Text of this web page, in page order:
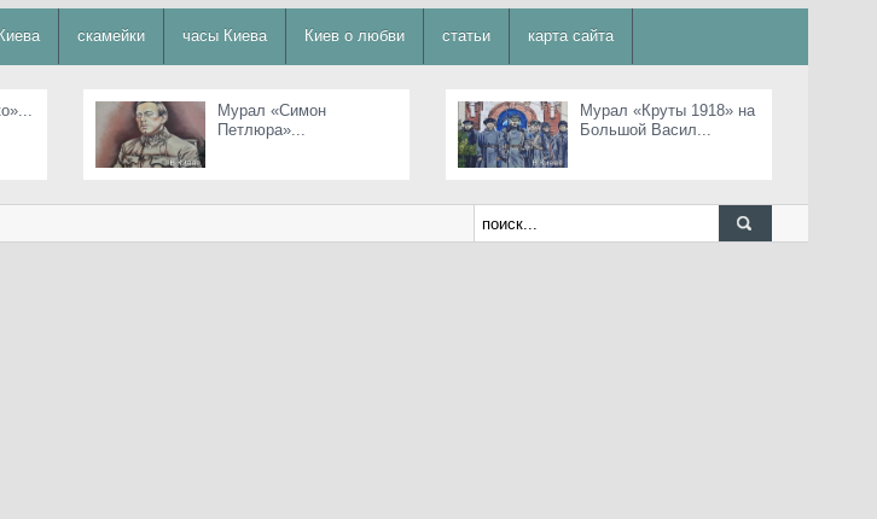
скамейки часы Киева Киев о любви статьи карта сайта
Мурал «Симон
Петлюра»...
Мурал «Круты 1918» на
Большой Васил...